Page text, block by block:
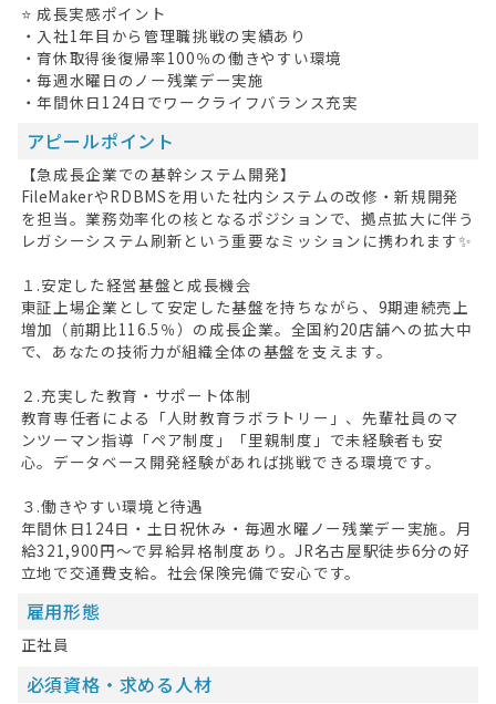
⭐ 成長実感ポイント
・入社1年目から管理職挑戦の実績あり
・育休取得後復帰率100％の働きやすい環境
・毎週水曜日のノー残業デー実施
・年間休日124日でワークライフバランス充実
アピールポイント
【急成長企業での基幹システム開発】
FileMakerやRDBMSを用いた社内システムの改修・新規開発
を担当。業務効率化の核となるポジションで、拠点拡大に伴う
レガシーシステム刷新という重要なミッションに携われます✨
１.安定した経営基盤と成長機会
東証上場企業として安定した基盤を持ちながら、9期連続売上
増加（前期比116.5％）の成長企業。全国約20店舗への拡大中
で、あなたの技術力が組織全体の基盤を支えます。
２.充実した教育・サポート体制
教育専任者による「人財教育ラボラトリー」、先輩社員のマ
ンツーマン指導「ペア制度」「里親制度」で未経験者も安
心。データベース開発経験があれば挑戦できる環境です。
３.働きやすい環境と待遇
年間休日124日・土日祝休み・毎週水曜ノー残業デー実施。月
給321,900円～で昇給昇格制度あり。JR名古屋駅徒歩6分の好
立地で交通費支給。社会保険完備で安心です。
雇用形態
正社員
必須資格・求める人材